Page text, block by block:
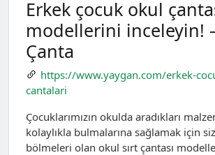
Erkek çocuk okul
modellerini inceleyin!
Çanta
https://www.yaygan.com/erkek-
cantalari
Çocuklarımızın okulda aradıkları
kolaylıkla bulmalarına sağlamak için
bölmeleri olan okul sırt çantası